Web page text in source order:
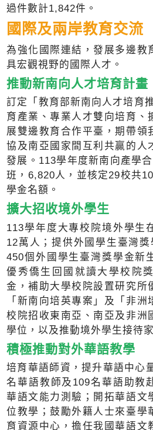
過件數計1,842件。
國際及兩岸教育交流
為強化國際連結，發展多邊教
具宏觀視野的國際人才。
推動新南向人才培育計畫
訂定「教育部新南向人才培育
育產業、專業人才雙向培育、
展雙邊教育合作平臺，期帶領
協及南亞國家間互利共贏的人
發展。113學年度新南向產學
班，6,820人，並核定29校共
學金名額。
擴大招收境外學生
113學年度大專校院境外學生
12萬人；提供外國學生臺灣
450個外國學生臺灣獎學金新
優秀僑生回國就讀大學校院
金，補助大學校院設置研究所
「新南向培英專案」及「非
校院招收東南亞、南亞及非洲
學位，以及推動境外學生接待
積極推動對外華語教學
培育華語師資，提升華語中心
名華語教師及109名華語助教
華語文能力測驗；開拓華語文
位教學；鼓勵外籍人士來臺學
育資源中心，擔任我國華語文